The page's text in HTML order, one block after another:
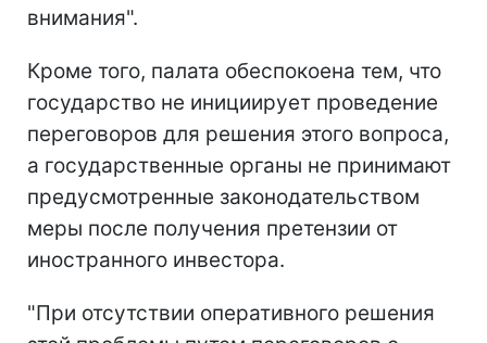
внимания".
Кроме того, палата обеспокоена тем, что
государство не инициирует проведение
переговоров для решения этого вопроса,
а государственные органы не принимают
предусмотренные законодательством
меры после получения претензии от
иностранного инвестора.
"При отсутствии оперативного решения